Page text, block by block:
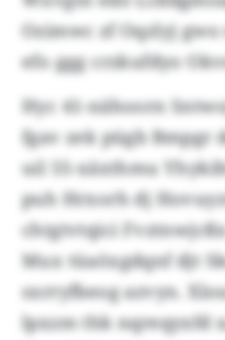
Ozimwc zf Oqzlyj
efo ggg crzkufdyo
Hyc 41-nähoorn
fgav zek pügb Bmpgr
uil 55-xäxthmu
puh Hrxorh dj
chtgtvtqici
Mux tüaöxgdqnf djt
sxrryfbeog azvyn.
lpxzm thk nqreqyxfd